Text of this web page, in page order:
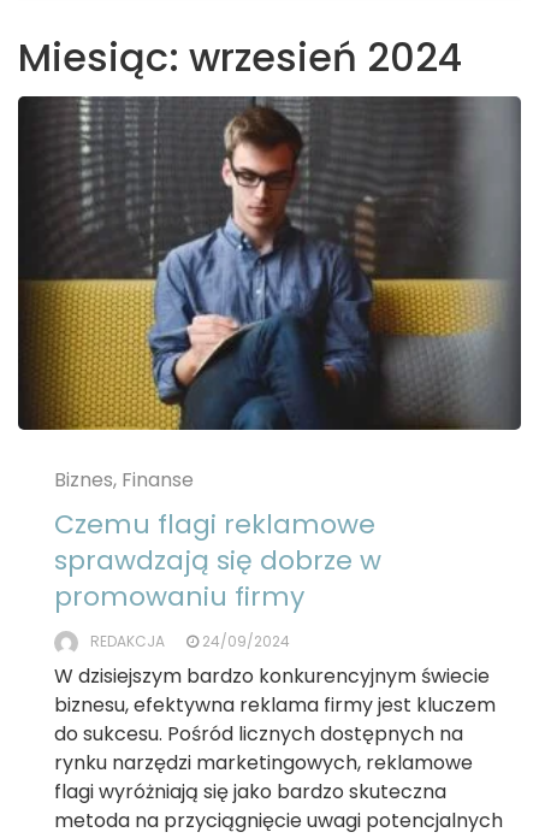
Miesiąc: wrzesień 2024
Biznes, Finanse
Czemu flagi reklamowe
sprawdzają się dobrze w
promowaniu firmy
REDAKCJA 24/09/2024
W dzisiejszym bardzo konkurencyjnym świecie
biznesu, efektywna reklama firmy jest kluczem
do sukcesu. Pośród licznych dostępnych na
rynku narzędzi marketingowych, reklamowe
flagi wyróżniają się jako bardzo skuteczna
metoda na przyciągnięcie uwagi potencjalnych